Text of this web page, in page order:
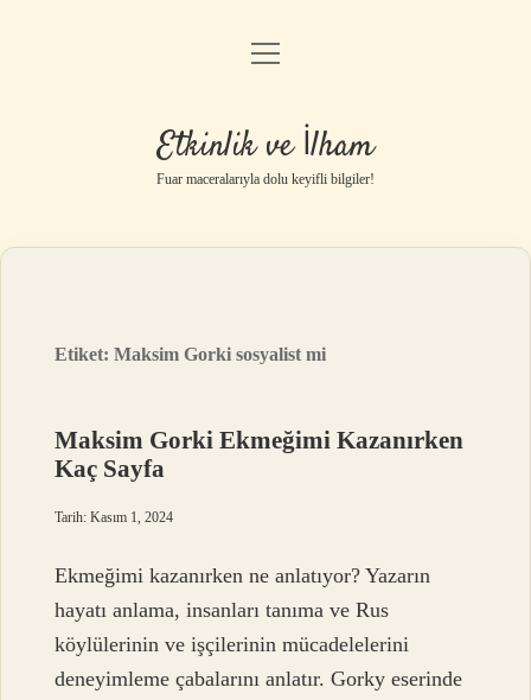
Anasayfa
Gizlilik Politikası
Yasal Uyarı
menüyü
Etkinlik ve İlham
Fuar maceralarıyla dolu keyifli bilgiler!
Etiket:Maksim Gorki sosyalist mi
Maksim Gorki Ekmeğimi Kazanırken
Kaç Sayfa
Tarih: Kasım 1, 2024
Ekmeğimi kazanırken ne anlatıyor? Yazarın
hayatı anlama, insanları tanıma ve Rus
köylülerinin ve işçilerinin mücadelelerini
deneyimleme çabalarını anlatır. Gorky eserinde